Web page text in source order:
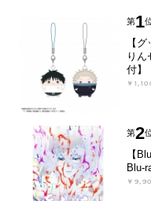
第1
【
りん
付】
￥
第2
【
Blu-
￥